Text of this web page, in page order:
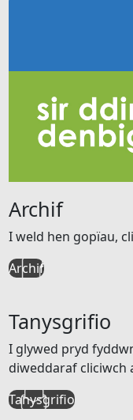
Archif
I weld hen gopïau,
Archif
Tanysgrifio
I glywed pryd
diweddaraf cliciwch
Tanysgrifio